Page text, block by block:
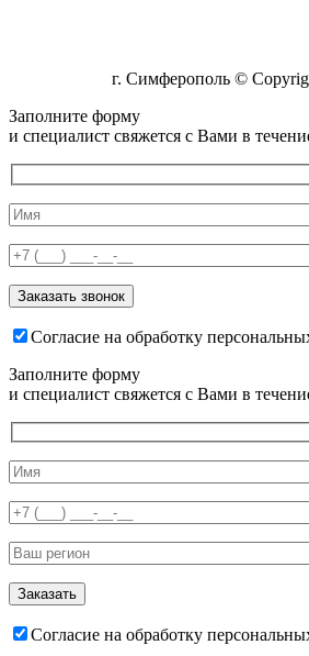
г. Симферополь ©
Заполните форму
и специалист свяжется с Вами в
Согласие на обработку
Заполните форму
и специалист свяжется с Вами в
Согласие на обработку